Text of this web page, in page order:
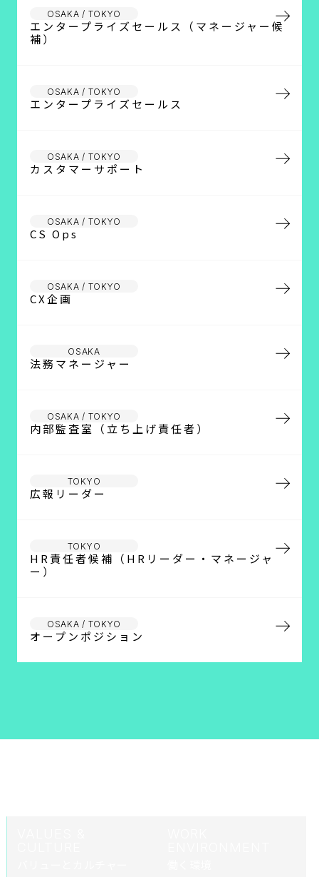
OSAKA / TOKYO
エンタープライズセールス（マネージャー候
補）
OSAKA / TOKYO
エンタープライズセールス
OSAKA / TOKYO
カスタマーサポート
OSAKA / TOKYO
CS Ops
OSAKA / TOKYO
CX企画
OSAKA
法務マネージャー
OSAKA / TOKYO
内部監査室（立ち上げ責任者）
TOKYO
広報リーダー
TOKYO
HR責任者候補（HRリーダー・マネージャ
ー）
OSAKA / TOKYO
オープンポジション